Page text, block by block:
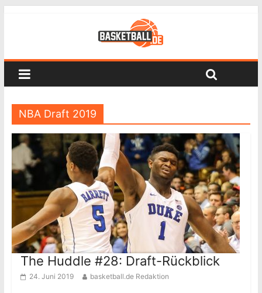
NBA Draft 2019
The Huddle #28: Draft-Rückblick
24. Juni 2019 basketball.de Redaktion